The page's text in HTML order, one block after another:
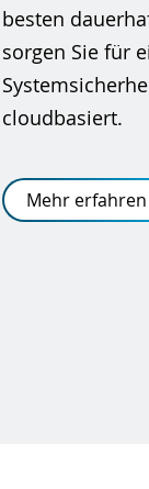
besten
sorgen Sie für
cloudbasiert.
Mehr erfahren